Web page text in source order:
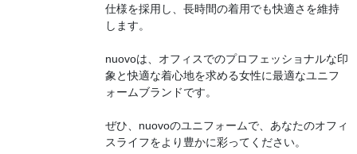
仕様を採用し、長時間の着用でも快適さを維持
します。
nuovoは、オフィスでのプロフェッショナルな印
象と快適な着心地を求める女性に最適なユニフ
ォームブランドです。
​ぜひ、nuovoのユニフォームで、あなたのオフィ
スライフをより豊かに彩ってください。